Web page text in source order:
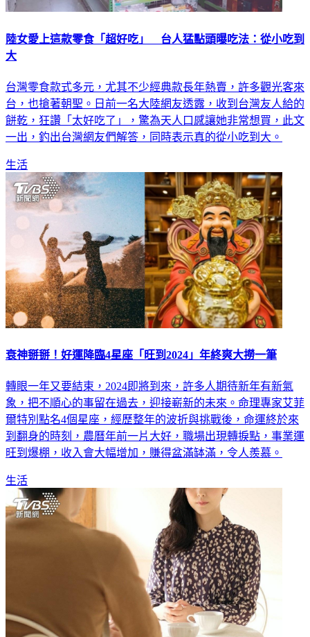
陸女愛上這款零食「超好吃」 台人猛點頭曝吃法：從小吃到
大
台灣零食款式多元，尤其不少經典款長年熱賣，許多觀光客來
台，也搶著朝聖。日前一名大陸網友透露，收到台灣友人給的
餅乾，狂讚「太好吃了」，驚為天人口感讓她非常想買，此文
一出，釣出台灣網友們解答，同時表示真的從小吃到大。
生活
衰神掰掰！好運降臨4星座「旺到2024」年終爽大撈一筆
轉眼一年又要結束，2024即將到來，許多人期待新年有新氣
象，把不順心的事留在過去，迎接嶄新的未來。命理專家艾菲
爾特別點名4個星座，經歷整年的波折與挑戰後，命運終於來
到翻身的時刻，農曆年前一片大好，職場出現轉捩點，事業運
旺到爆棚，收入會大幅增加，賺得盆滿缽滿，令人羨慕。
生活